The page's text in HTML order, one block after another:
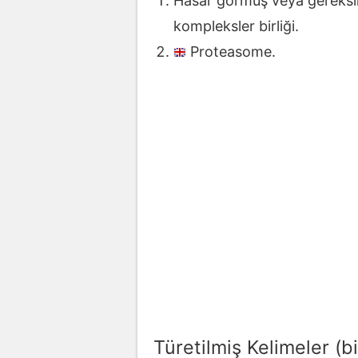
kompleksler birliği.
Proteasome.
Türetilmiş Kelimeler